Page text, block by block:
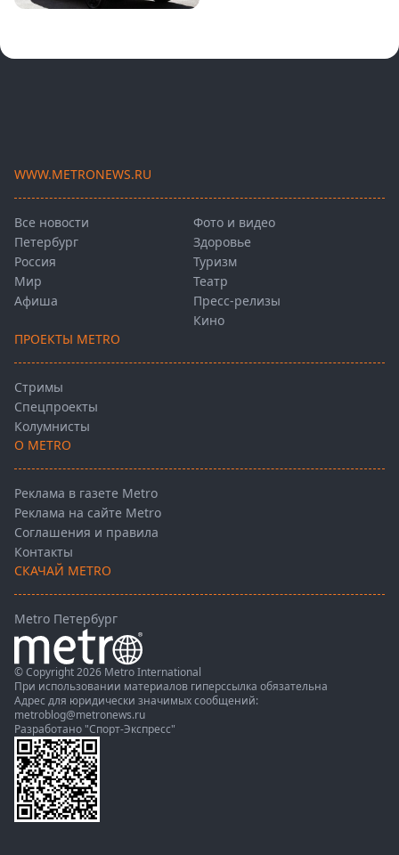
WWW.METRONEWS.RU
Все новости
Петербург
Россия
Мир
Афиша
Фото и видео
Здоровье
Туризм
Театр
Пресс-релизы
Кино
ПРОЕКТЫ METRO
Стримы
Спецпроекты
Колумнисты
О METRO
Реклама в газете Metro
Реклама на сайте Metro
Соглашения и правила
Контакты
СКАЧАЙ METRO
Metro Петербург
© Copyright 2026 Metro International
При использовании материалов гиперссылка обязательна
Адрес для юридически значимых сообщений:
metroblog@metronews.ru
Разработано "Спорт-Экспресс"